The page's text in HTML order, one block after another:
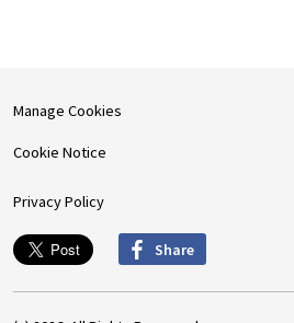
Manage Cookies
Cookie Notice
Privacy Policy
Share